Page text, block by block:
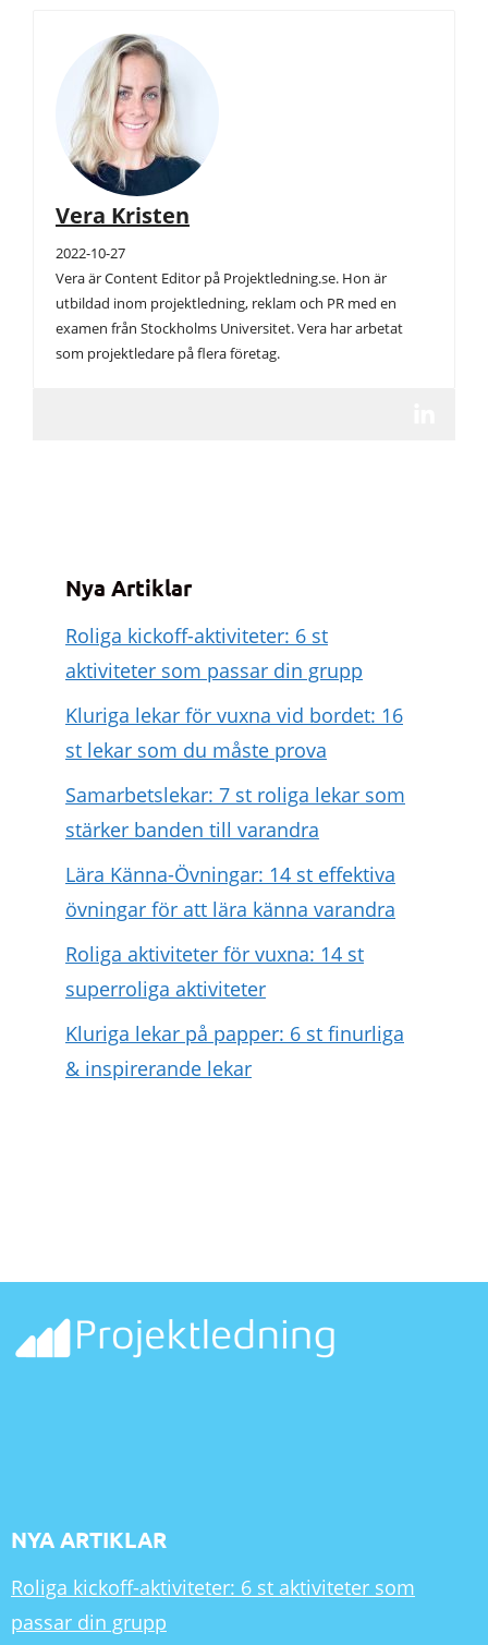
Vera Kristen
2022-10-27
Vera är Content Editor på Projektledning.se. Hon är
utbildad inom projektledning, reklam och PR med en
examen från Stockholms Universitet. Vera har arbetat
som projektledare på flera företag.
Nya Artiklar
Roliga kickoff-aktiviteter: 6 st
aktiviteter som passar din grupp
Kluriga lekar för vuxna vid bordet: 16
st lekar som du måste prova
Samarbetslekar: 7 st roliga lekar som
stärker banden till varandra
Lära Känna-Övningar: 14 st effektiva
övningar för att lära känna varandra
Roliga aktiviteter för vuxna: 14 st
superroliga aktiviteter
Kluriga lekar på papper: 6 st finurliga
& inspirerande lekar
NYA ARTIKLAR
Roliga kickoff-aktiviteter: 6 st aktiviteter som
passar din grupp